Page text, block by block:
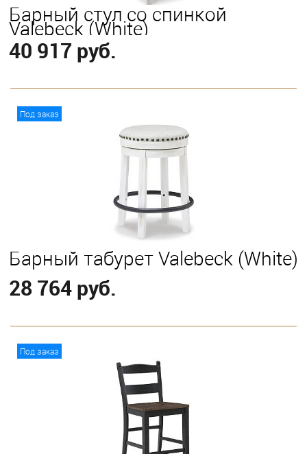
Барный стул со спинкой
Valebeck (White)
40 917 руб.
Под заказ
Барный табурет Valebeck (White)
28 764 руб.
Под заказ